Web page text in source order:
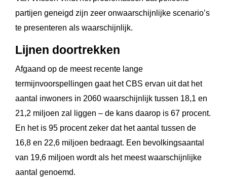
partijen geneigd zijn zeer onwaarschijnlijke scenario’s
te presenteren als waarschijnlijk.
Lijnen doortrekken
Afgaand op de meest recente lange
termijnvoorspellingen gaat het CBS ervan uit dat het
aantal inwoners in 2060 waarschijnlijk tussen 18,1 en
21,2 miljoen zal liggen – de kans daarop is 67 procent.
En het is 95 procent zeker dat het aantal tussen de
16,8 en 22,6 miljoen bedraagt. Een bevolkingsaantal
van 19,6 miljoen wordt als het meest waarschijnlijke
aantal genoemd.